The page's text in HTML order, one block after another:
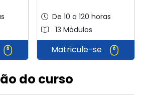
De 10 a 120 horas
13 Módulos
Matricule-se
do curso